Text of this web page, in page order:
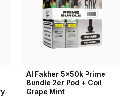
Al Fakher 5x50k Prime
Bundle 2er Pod + Coil
Grape Mint